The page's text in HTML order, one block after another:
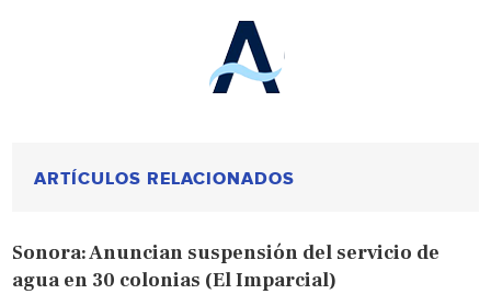
ARTÍCULOS RELACIONADOS
Sonora: Anuncian suspensión del servicio de
agua en 30 colonias (El Imparcial)